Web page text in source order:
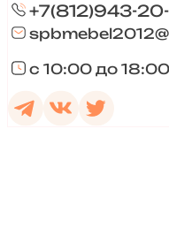
+7(812)943-
с 10:00 до 18:00